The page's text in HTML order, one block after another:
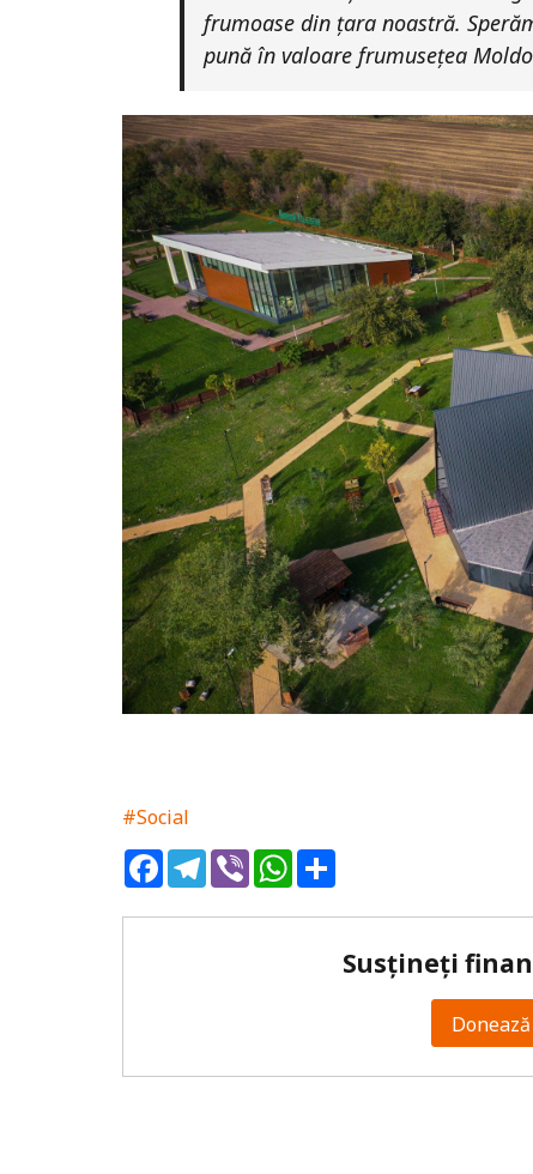
frumoase din țara noastră.
pună în valoare frumusețea
#Social
FacebookTelegram
ViberWhatsApp
Susțineți